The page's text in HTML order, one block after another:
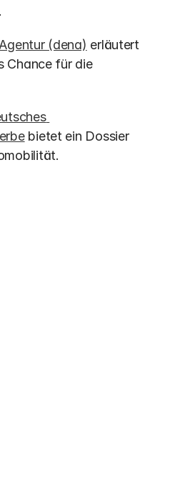
(dena) erläutert
Chance für die
bietet ein Dossier